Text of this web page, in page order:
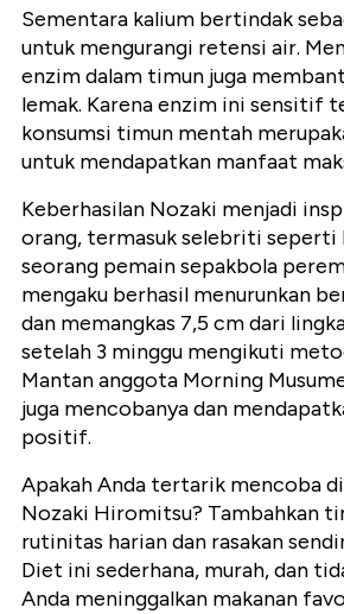
Sementara kalium bertindak
untuk mengurangi retensi air.
enzim dalam timun juga
lemak. Karena enzim ini sensitif
konsumsi timun mentah
untuk mendapatkan manfaat
Keberhasilan Nozaki menjadi
orang, termasuk selebriti seperti
seorang pemain sepakbola
mengaku berhasil menurunkan
dan memangkas 7,5 cm dari
setelah 3 minggu mengikuti
Mantan anggota Morning
juga mencobanya dan
positif.
Apakah Anda tertarik mencoba
Nozaki Hiromitsu? Tambahkan
rutinitas harian dan rasakan
Diet ini sederhana, murah, dan
Anda meninggalkan makanan